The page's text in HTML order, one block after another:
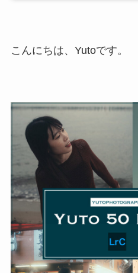
こんにちは、Yutoです。